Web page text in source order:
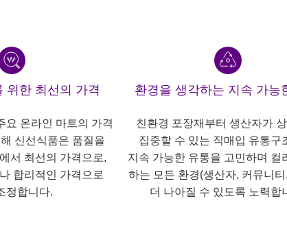
위한 최선의 가격
요 온라인 마트의 가격
신선식품은 품질을
서 최선의 가격으로,
합리적인 가격으로
정합니다.
환경을 생각하는 지속 가능
친환경 포장재부터 생산자가
집중할 수 있는 직매입 유통구
지속 가능한 유통을 고민하며 컬
하는 모든 환경(생산자, 커뮤니티
더 나아질 수 있도록 노력합